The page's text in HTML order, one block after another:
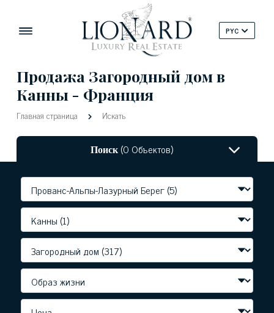
PYC
Продажа Загородный дом в
Канны - Франция
Главная страница Искать
Поиск(0 Объектов)